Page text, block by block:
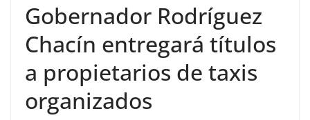
Gobernador Rodríguez
Chacín entregará títulos
a propietarios de taxis
organizados